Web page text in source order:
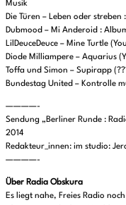
Musik
Die Türen – Leben oder
Dubmood – Mi Anderoid :
LilDeuceDeuce – Mine Turtle
Diode Milliampere – Aquarius
Toffa und Simon – Supirapp
Bundestag United – Kontrolle
————-
Sendung „Berliner Runde :
2014
Redakteur_innen: im studio:
————-
Über Radia Obskura
Es liegt nahe, Freies Radio